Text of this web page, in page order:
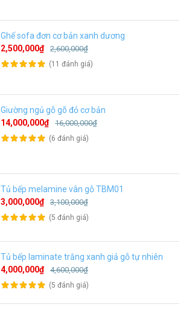
Ghế sofa đơn cơ bản xanh dương
2,500,000₫
2,600,000₫
(11 đánh giá)
Giường ngủ gỗ gõ đỏ cơ bản
14,000,000₫
16,000,000₫
(6 đánh giá)
Tủ bếp melamine vân gỗ TBM01
3,000,000₫
3,100,000₫
(5 đánh giá)
Tủ bếp laminate trắng xanh giả gỗ tự nhiên
4,000,000₫
4,600,000₫
(5 đánh giá)